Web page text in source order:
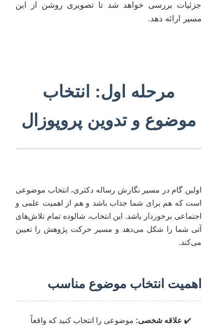
جزئیات بررسی خواهد شد تا تصویری روشن از این
مسیر ارائه دهد.
مرحله اول: انتخاب
موضوع و تدوین پروپوزال
اولین گام در مسیر نگارش رساله دکتری، انتخاب موضوعی
است که هم برای شما جذاب باشد و هم از اهمیت علمی و
اجتماعی برخوردار باشد. این انتخاب، شالوده تمام تلاش‌های
آتی شما را شکل می‌دهد و مسیر حرکت پژوهش را تعیین
می‌کند.
اهمیت انتخاب موضوع مناسب
علاقه شخصی: موضوعی را انتخاب کنید که واقعاً